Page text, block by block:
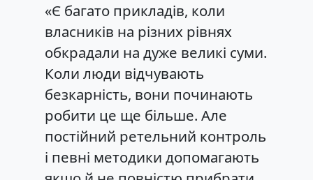
«Є багато прикладів, коли
власників на різних рівнях
обкрадали на дуже великі суми.
Коли люди відчувають
безкарність, вони починають
робити це ще більше. Але
постійний ретельний контроль
і певні методики допомагають